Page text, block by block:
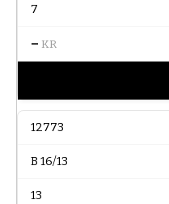
7
– KR
12773
B 16/13
13